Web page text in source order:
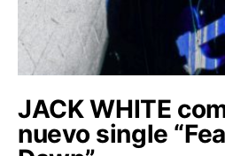
JACK WHITE
nuevo single